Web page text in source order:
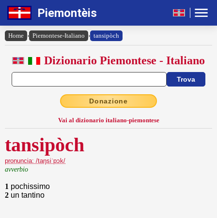
Piemontèis
Home › Piemontese-Italiano › tansipòch
Dizionario Piemontese - Italiano
Donazione
Vai al dizionario italiano-piemontese
tansipòch
pronuncia: /taŋsiˈpɔk/
avverbio
1 pochissimo
2 un tantino